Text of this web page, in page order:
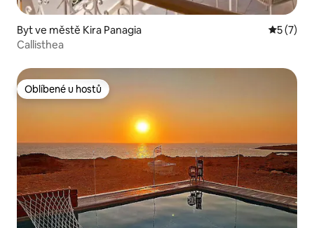
Byt ve městě Kira Panagia
5 (7)
Callisthea
Oblíbené u hostů
Oblíbené u hostů